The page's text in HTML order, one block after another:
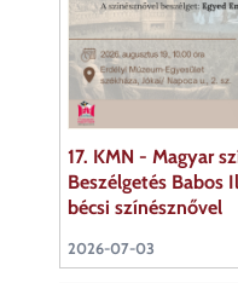
17. KMN - Magyar
Beszélgetés Babos
bécsi színésznővel
2026-07-03